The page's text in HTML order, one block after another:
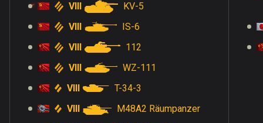
VIII
KV-5
VIII
IS-6
VIII
112
VIII
WZ-111
VIII
T-34-3
VIII
M48A2 Räumpanzer